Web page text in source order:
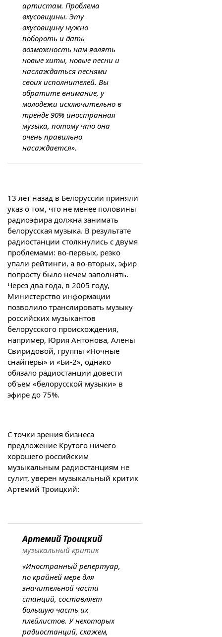
артистам. Проблема
вкусовщины. Эту
вкусовщину нужно
побороть и дать
возможность нам являть
новые хиты, новые песни и
наслаждаться песнями
своих исполнителей. Вы
обратите внимание, у
молодежи исключительно в
тренде 90% иностранная
музыка, потому что она
очень правильно
насаждается».
13 лет назад в Белоруссии приняли
указ о том, что не менее половины
радиоэфира должна занимать
белорусская музыка. В результате
радиостанции столкнулись с двумя
проблемами: во-первых, резко
упали рейтинги, а во-вторых, эфир
попросту было нечем заполнять.
Через два года, в 2005 году,
Министерство информации
позволило транслировать музыку
российских музыкантов
белорусского происхождения,
например, Юрия Антонова, Алены
Свиридовой, группы «Ночные
снайперы» и «Би-2», однако
обязало радиостанции довести
объем «белорусской музыки» в
эфире до 75%.
С точки зрения бизнеса
предложение Крутого ничего
хорошего российским
музыкальным радиостанциям не
сулит, уверен музыкальный критик
Артемий Троицкий:
Артемий Троицкий
музыкальный критик
«Иностранный репертуар,
по крайней мере для
значительной части
станций, составляет
большую часть их
плейлистов. У некоторых
радиостанций, скажем,